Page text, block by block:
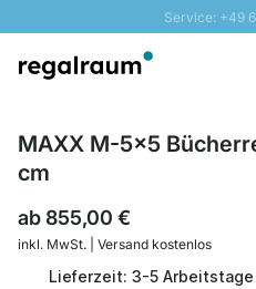
Service: +49
Schnelle Lieferung -
MAXX M-5x5
cm
ab855,00 €
inkl. MwSt. | Versand kostenlos
Lieferzeit: 3-5 Arbeitstage